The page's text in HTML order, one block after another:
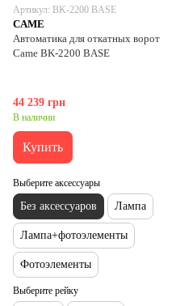
Артикул: ВK-2200 BASE
CAME
Автоматика для откатных ворот
Came ВK-2200 BASE
44 239 грн
В наличии
Купить
Выберите аксессуары
Без аксессуаров Лампа
Лампа+фотоэлементы
Фотоэлементы
Выберите рейку